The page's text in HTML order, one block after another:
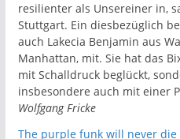
resilienter als Unsereiner in,
Stuttgart. Ein diesbezüglich
auch Lakecia Benjamin aus
Manhattan, mit. Sie hat das
mit Schalldruck beglückt,
insbesondere auch mit einer
Wolfgang Fricke
The purple funk will never die